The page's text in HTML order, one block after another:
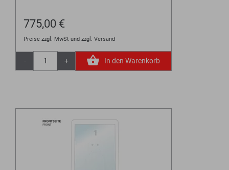
775,00 €
Preise zzgl. MwSt und zzgl. Versand
- + In den Warenkorb